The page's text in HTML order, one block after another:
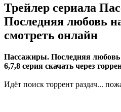
Трейлер сериала
Последняя любовь
смотреть онлайн
Пассажиры. Последняя любовь
6,7,8 серия скачать через
Идёт поиск торрент раздач...